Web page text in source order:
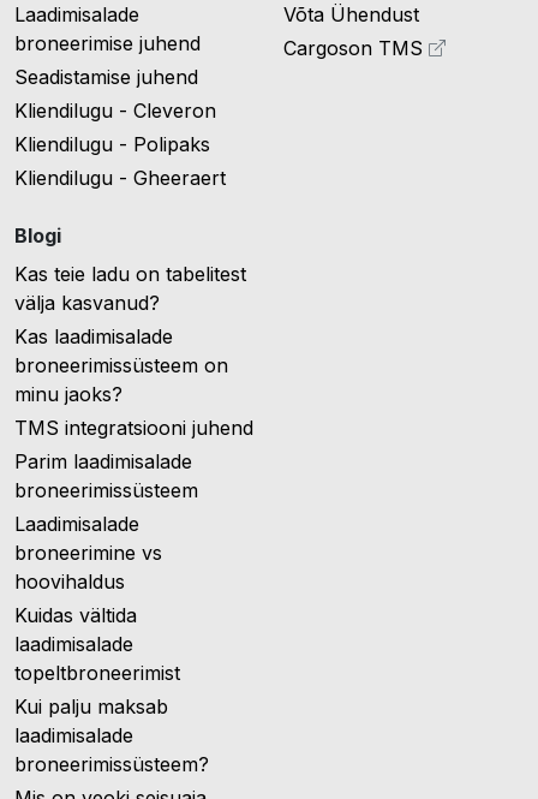
Laadimisalade
broneerimise juhend
Seadistamise juhend
Kliendilugu - Cleveron
Kliendilugu - Polipaks
Kliendilugu - Gheeraert
Blogi
Kas teie ladu on tabelitest
välja kasvanud?
Kas laadimisalade
broneerimissüsteem on
minu jaoks?
TMS integratsiooni juhend
Parim laadimisalade
broneerimissüsteem
Laadimisalade
broneerimine vs
hoovihaldus
Kuidas vältida
laadimisalade
topeltbroneerimist
Kui palju maksab
laadimisalade
broneerimissüsteem?
Võta Ühendust
Cargoson TMS